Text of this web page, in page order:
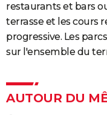
restaurants et bars
terrasse et les cours
progressive. Les
sur l'ensemble du
AUTOUR DU